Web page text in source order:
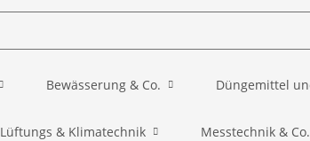
Bewässerung & Co. Düngemittel
Lüftungs & Klimatechnik Messtechnik & Co.